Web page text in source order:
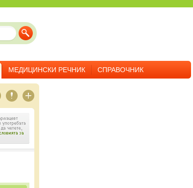
МЕДИЦИНСКИ РЕЧНИК СПРАВОЧНИК